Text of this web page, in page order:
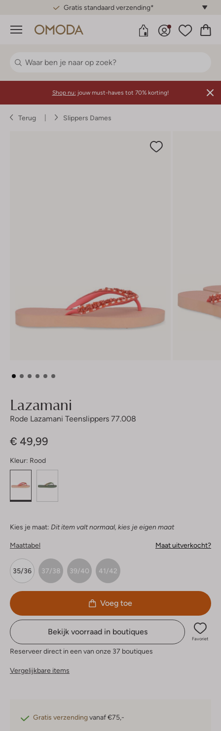
Gratis standaard verzending*
Menu
Shop nu: jouw must-haves tot 70% korting!
Terug Slippers Dames
Lazamani
Rode Lazamani Teenslippers 77.008
€ 49,99
Kleur: Rood
Kies je maat: Dit item valt normaal, kies je eigen maat
Maattabel Maat uitverkocht?
35/36 37/38 39/40 41/42
Voeg toe
Bekijk voorraad in boutiques
Favoriet
Reserveer direct in een van onze 37 boutiques
Vergelijkbare items
Gratis verzendingvanaf €75,-